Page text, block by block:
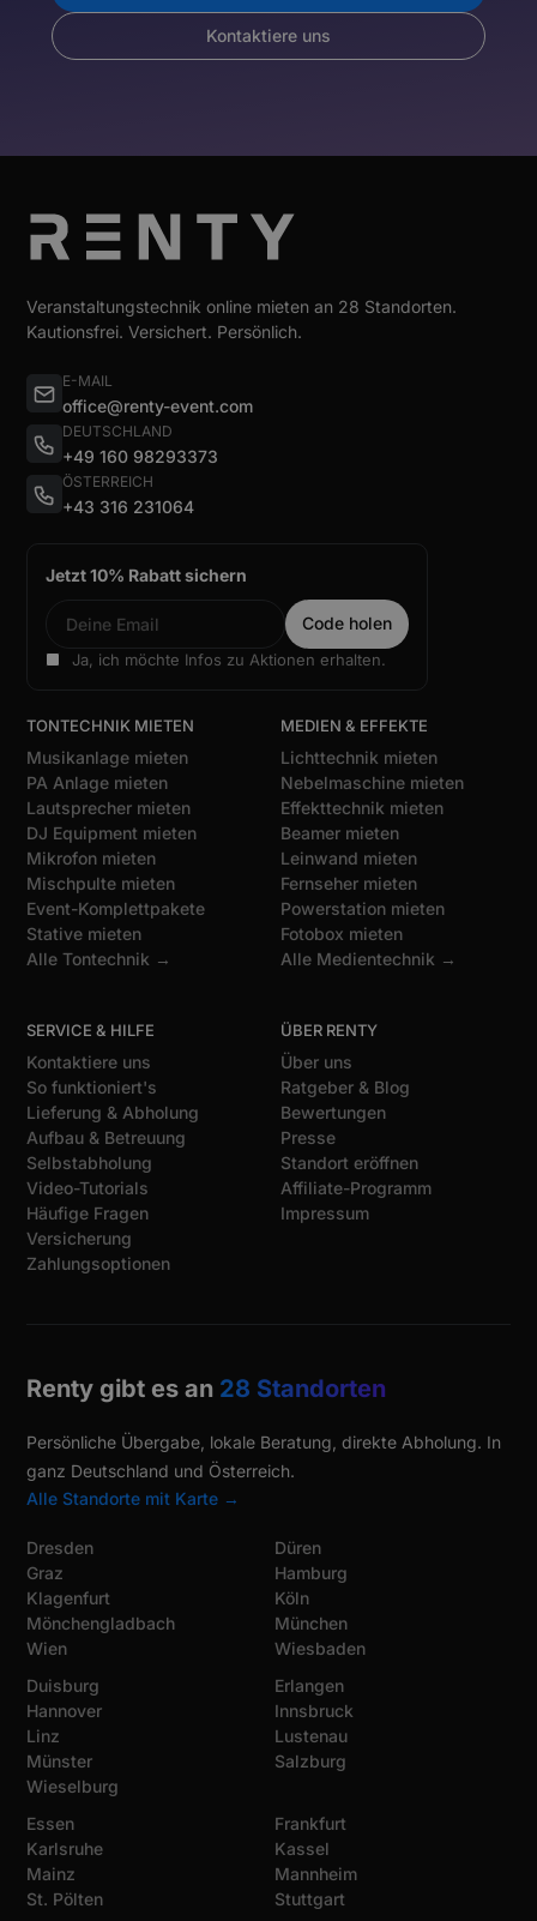
Kontaktiere uns
Veranstaltungstechnik online mieten an 28 Standorten.
Kautionsfrei. Versichert. Persönlich.
E-MAIL
office@renty-event.com
DEUTSCHLAND
+49 160 98293373
ÖSTERREICH
+43 316 231064
Jetzt 10% Rabatt sichern
Ja, ich möchte Infos zu Aktionen erhalten.
TONTECHNIK MIETEN
Musikanlage mieten
PA Anlage mieten
Lautsprecher mieten
DJ Equipment mieten
Mikrofon mieten
Mischpulte mieten
Event-Komplettpakete
Stative mieten
Alle Tontechnik →
MEDIEN & EFFEKTE
Lichttechnik mieten
Nebelmaschine mieten
Effekttechnik mieten
Beamer mieten
Leinwand mieten
Fernseher mieten
Powerstation mieten
Fotobox mieten
Alle Medientechnik →
SERVICE & HILFE
Kontaktiere uns
So funktioniert's
Lieferung & Abholung
Aufbau & Betreuung
Selbstabholung
Video-Tutorials
Häufige Fragen
Versicherung
Zahlungsoptionen
ÜBER RENTY
Über uns
Ratgeber & Blog
Bewertungen
Presse
Standort eröffnen
Affiliate-Programm
Impressum
Renty gibt es an 28 Standorten
Persönliche Übergabe, lokale Beratung, direkte Abholung. In
ganz Deutschland und Österreich.
Alle Standorte mit Karte →
Dresden
Graz
Klagenfurt
Mönchengladbach
Wien
Düren
Hamburg
Köln
München
Wiesbaden
Duisburg
Hannover
Linz
Münster
Wieselburg
Erlangen
Innsbruck
Lustenau
Salzburg
Essen
Karlsruhe
Mainz
St. Pölten
Frankfurt
Kassel
Mannheim
Stuttgart